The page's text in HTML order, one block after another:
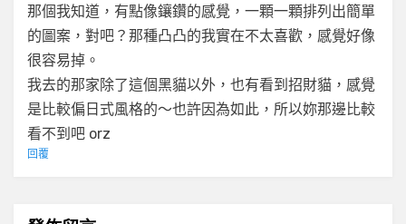
那個我知道，有點像鑲鑽的感覺，一顆一顆排列出簡單
的圖案，對吧？那種凸凸的我實在不太喜歡，感覺好像
很容易掉。
我去的那家除了這個黑貓以外，也有看到招財貓，感覺
是比較偏日式風格的～也許因為如此，所以妳那邊比較
看不到吧 orz
回覆